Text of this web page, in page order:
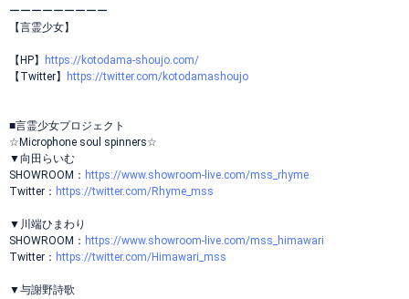
ーーーーーーーーー
【言霊少女】
【HP】
https://kotodama-shoujo.com/
【Twitter】
https://twitter.com/kotodamashoujo
■言霊少女プロジェクト
☆Microphone soul spinners☆
▼向田らいむ
SHOWROOM： https://www.showroom-live.com/mss_rhyme
Twitter： https://twitter.com/Rhyme_mss
▼川端ひまわり
SHOWROOM： https://www.showroom-live.com/mss_himawari
Twitter： https://twitter.com/Himawari_mss
▼与謝野詩歌